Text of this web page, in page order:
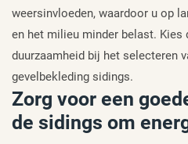
weersinvloeden, waardoor u op
en het milieu minder belast. Kies
duurzaamheid bij het selecteren
gevelbekleding sidings.
Zorg voor een
de sidings om